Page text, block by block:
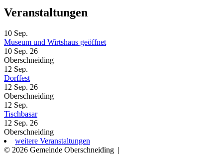
Veranstaltungen
10 Sep.
Museum und Wirtshaus geöffnet
10 Sep. 26
Oberschneiding
12 Sep.
Dorffest
12 Sep. 26
Oberschneiding
12 Sep.
Tischbasar
12 Sep. 26
Oberschneiding
weitere Veranstaltungen
© 2026 Gemeinde Oberschneiding |